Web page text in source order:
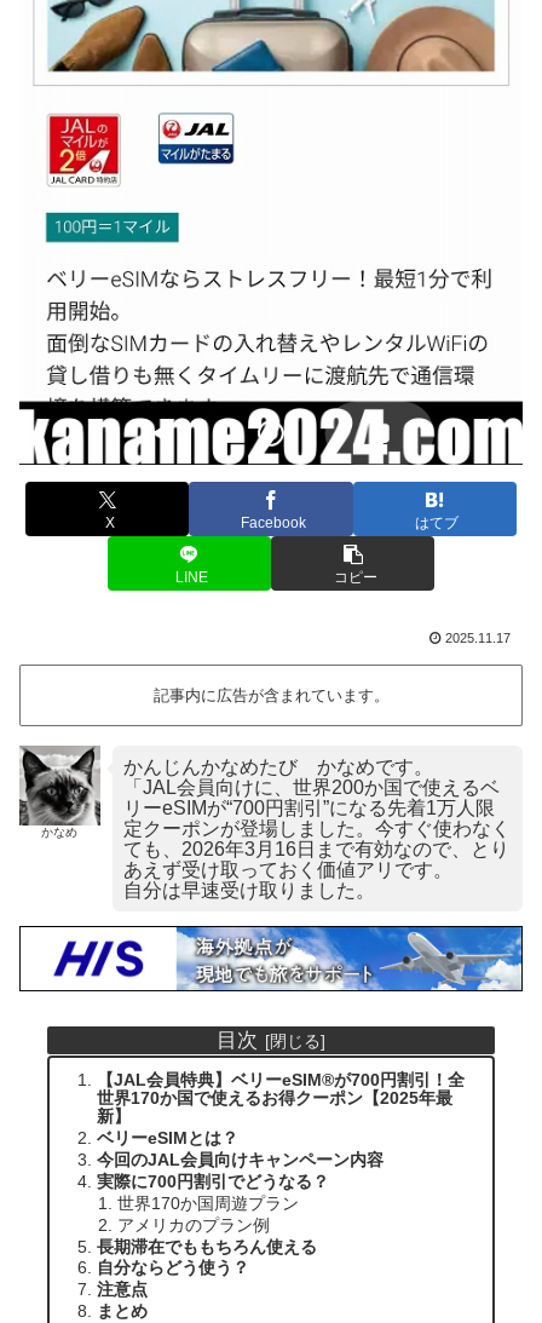
X Facebook はてブ
LINE コピー
2025.11.17
記事内に広告が含まれています。
かなめ
かんじんかなめたび かなめです。
「JAL会員向けに、世界200か国で使えるベ
リーeSIMが“700円割引”になる先着1万人限
定クーポンが登場しました。今すぐ使わなく
ても、2026年3月16日まで有効なので、とり
あえず受け取っておく価値アリです。
自分は早速受け取りました。
目次
【JAL会員特典】ベリーeSIM®が700円割引！全
世界170か国で使えるお得クーポン【2025年最
新】
ベリーeSIMとは？
今回のJAL会員向けキャンペーン内容
実際に700円割引でどうなる？
世界170か国周遊プラン
アメリカのプラン例
長期滞在でももちろん使える
自分ならどう使う？
注意点
まとめ